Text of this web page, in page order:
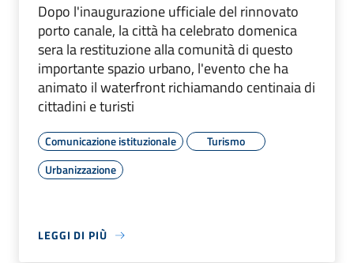
Dopo l'inaugurazione ufficiale del rinnovato
porto canale, la città ha celebrato domenica
sera la restituzione alla comunità di questo
importante spazio urbano, l'evento che ha
animato il waterfront richiamando centinaia di
cittadini e turisti
Comunicazione istituzionale
Turismo
Urbanizzazione
LEGGI DI PIÙ